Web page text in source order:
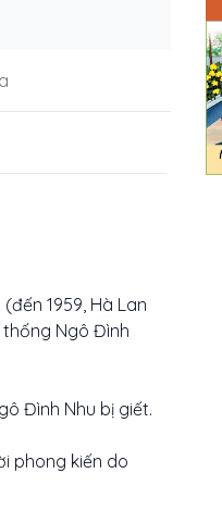
1959, Hà Lan
thống Ngô Đình
Đình Nhu bị giết.
phong kiến do